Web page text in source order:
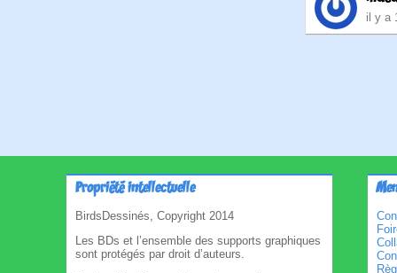
il y a
Propriété intellectuelle
BirdsDessinés, Copyright 2014
Les BDs et l’ensemble des supports graphiques
sont protégés par droit d’auteurs.